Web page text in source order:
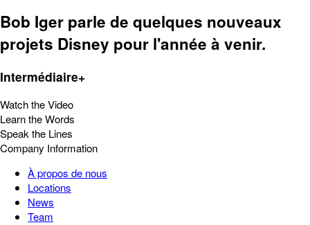
Bob Iger parle de quelques nouveaux
projets Disney pour l'année à venir.
Intermédiaire+
Watch the Video
Learn the Words
Speak the Lines
Company Information
À propos de nous
Locations
News
Team